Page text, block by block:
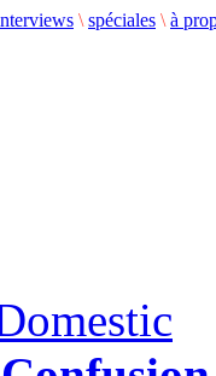
\ spéciales \ à